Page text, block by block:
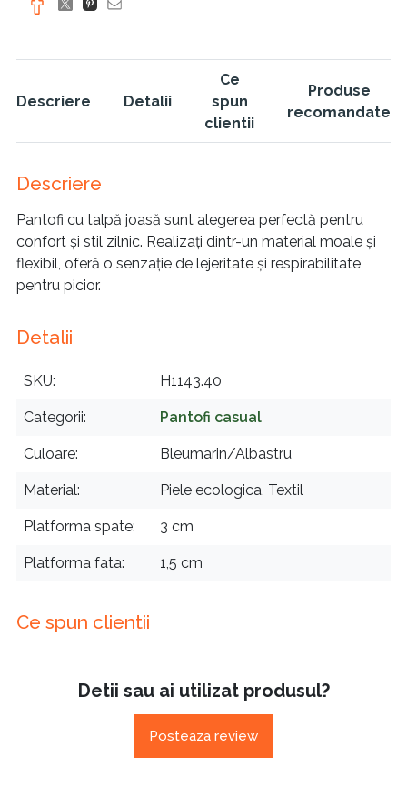
Descriere Detalii
Ce
spun
clientii
Produse
recomandate
Descriere
Pantofi cu talpă joasă sunt alegerea perfectă pentru
confort și stil zilnic. Realizați dintr-un material moale și
flexibil, oferă o senzație de lejeritate și respirabilitate
pentru picior.
Detalii
SKU H1143.40
Categorii Pantofi casual
Culoare Bleumarin/Albastru
Material Piele ecologica, Textil
Platforma spate 3 cm
Platforma fata 1,5 cm
Ce spun clientii
Detii sau ai utilizat produsul?
Posteaza review